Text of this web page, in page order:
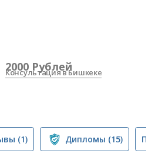
2000 Рублей
Консультация в Бишкеке
(1) Дипломы (15)